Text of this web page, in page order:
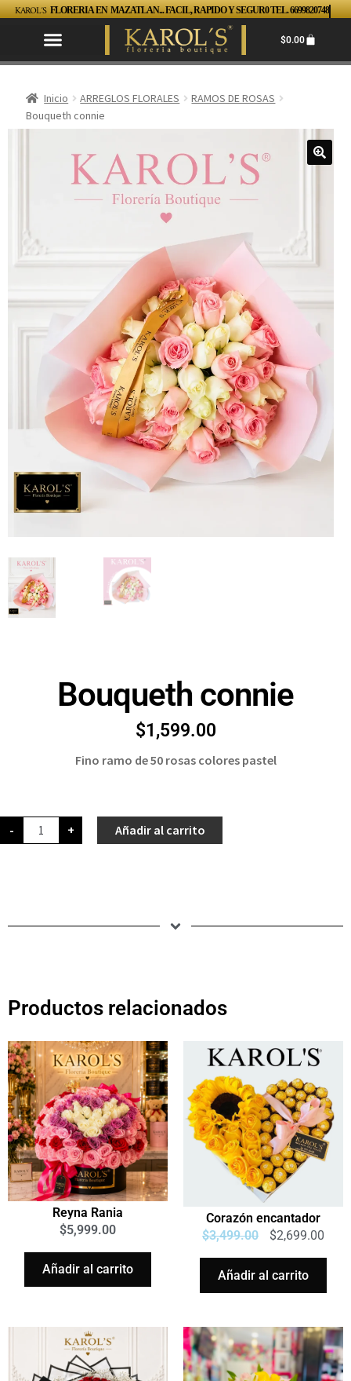
KAROL´S FLORERIA EN MAZATLAN... FACIL, RAPIDO Y SEGUR0 TEL. 6699820748
$0.00
Inicio ARREGLOS FLORALES
RAMOS DE ROSAS
Bouqueth connie
Bouqueth connie
$1,599.00
Fino ramo de 50 rosas colores pastel
- + Añadir al carrito
Productos relacionados
Reyna Rania
$5,999.00
Añadir al carrito
Corazón encantador
$3,499.00 $2,699.00
Añadir al carrito